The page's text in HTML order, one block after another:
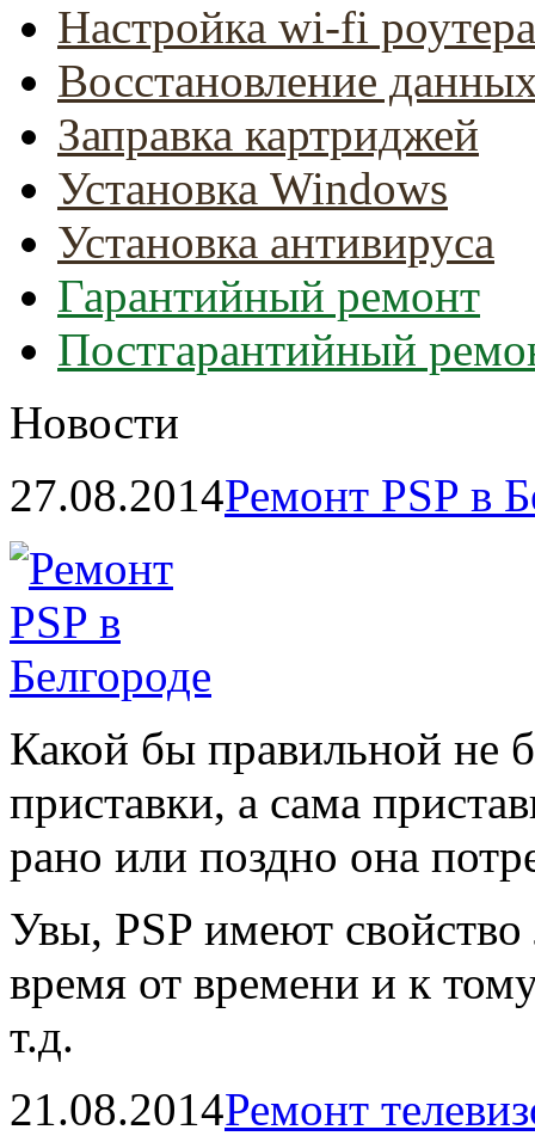
Настройка wi-fi роутера
Восстановление
Заправка картриджей
Установка Windows
Установка антивируса
Гарантийный ремонт
Постгарантийный
Новости
27.08.2014Ремонт PSP в
Какой бы правильной не
приставки, а сама
рано или поздно она
Увы, PSP имеют
время от времени и к
т.д.
21.08.2014Ремонт